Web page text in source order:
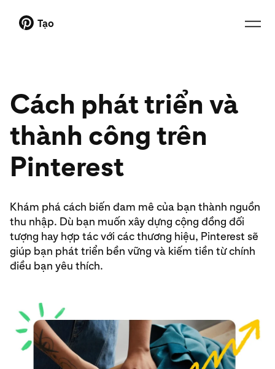
Tạo
Cách phát triển và
thành công trên
Pinterest
Khám phá cách biến đam mê của bạn thành nguồn
thu nhập. Dù bạn muốn xây dựng cộng đồng đối
tượng hay hợp tác với các thương hiệu, Pinterest sẽ
giúp bạn phát triển bền vững và kiếm tiền từ chính
điều bạn yêu thích.